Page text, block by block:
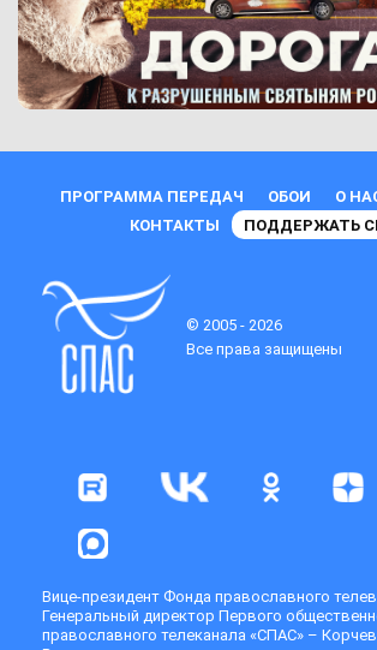
ПРОГРАММА ПЕРЕДАЧ ОБОИ О
КОНТАКТЫ
ПОДДЕРЖАТЬ
© 2005 - 2026
Все права защищены
Вице-президент Фонда православного
Генеральный директор Первого
православного телеканала «СПАС» –